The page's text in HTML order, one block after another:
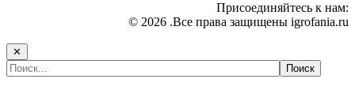
Присоединяйтесь к нам:
© 2026 .Все права защищены igrofania.ru
✕